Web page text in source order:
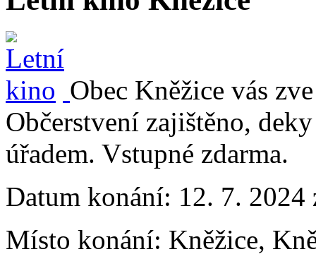
Obec Kněžice vás
Občerstvení zajištěno,
úřadem. Vstupné zdarma.
Datum konání: 12. 7. 2024
Místo konání: Kněžice,